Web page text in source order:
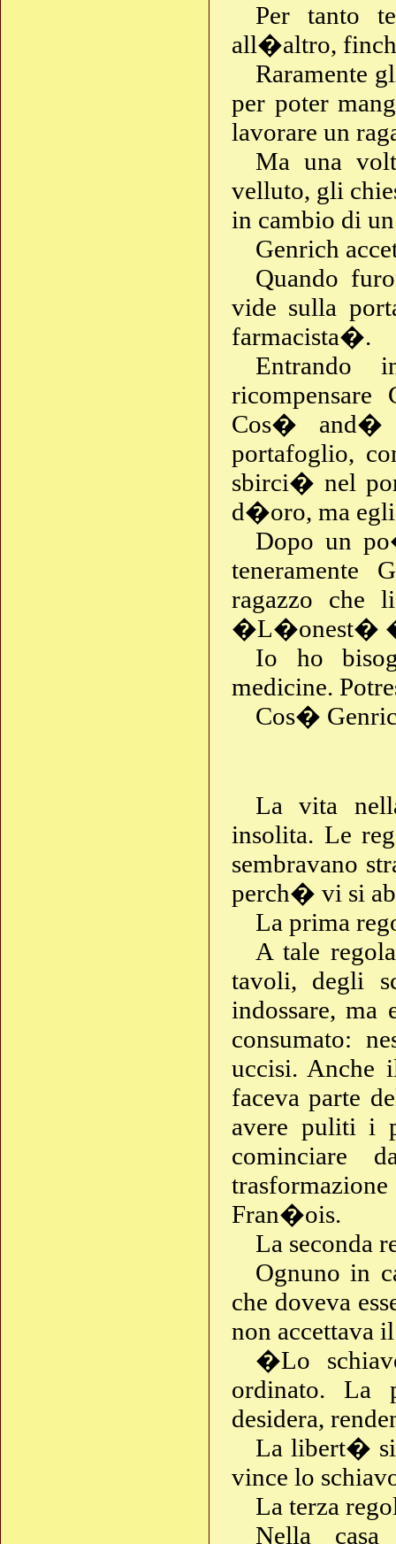
Per tanto
all�altro,
Raramente
per poter
lavorare un
Ma una
velluto, gli
in cambio di
Genrich
Quando
vide sulla
farmacista�.
Entrando
Cos� and�
portafoglio,
sbirci� nel
d�oro, ma egli
Dopo un
teneramente
ragazzo che
�L�onest� �
Io ho
medicine.
Cos�
La vita
insolita. Le
sembravano
perch� vi si
La prima
A tale
tavoli, degli
indossare, ma
consumato:
uccisi. Anche
faceva parte
avere puliti i
cominciare
Fran�ois.
La seconda
Ognuno in
che doveva
non accettava
�Lo
ordinato. La
desidera,
La libert� si
vince lo
La terza
Nella